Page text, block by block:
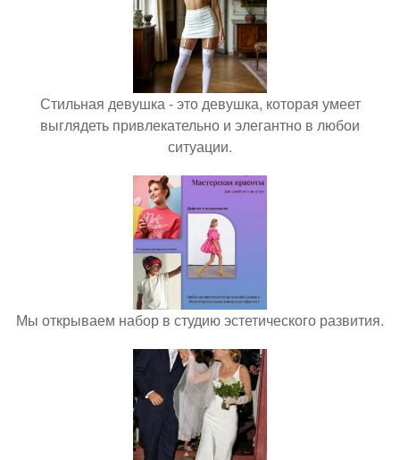
Стильная девушка - это девушка, которая умеет
выглядеть привлекательно и элегантно в любои
ситуации.
Мы открываем набор в студию эстетического развития.